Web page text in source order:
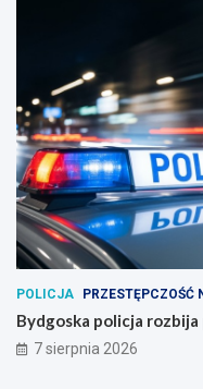
POLICJA PRZESTĘPCZOŚĆ
Bydgoska policja
7 sierpnia 2026